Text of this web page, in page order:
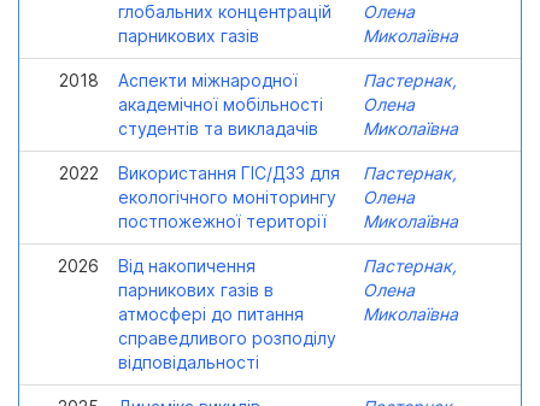
глобальних концентрацій
парникових газів
Олена
Миколаївна
2018
Аспекти міжнародної
академічної мобільності
студентів та викладачів
Пастернак,
Олена
Миколаївна
2022
Використання ГІС/ДЗЗ для
екологічного моніторингу
постпожежної території
Пастернак,
Олена
Миколаївна
2026
Від накопичення
парникових газів в
атмосфері до питання
справедливого розподілу
відповідальності
Пастернак,
Олена
Миколаївна